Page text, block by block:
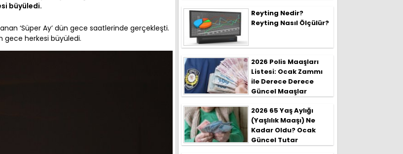
büyüledi.
‘Süper Ay’ dün gece saatlerinde gerçekleşti.
gece herkesi büyüledi.
Reyting Nedir?
Reyting Nasıl Ölçülür?
2026 Polis Maaşları
Listesi: Ocak Zammı
ile Derece Derece
Güncel Maaşlar
2026 65 Yaş Aylığı
(Yaşlılık Maaşı) Ne
Kadar Oldu? Ocak
Güncel Tutar